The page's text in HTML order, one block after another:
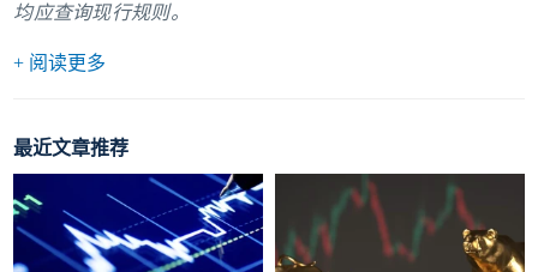
均应查询现行规则。
+ 阅读更多
最近文章推荐